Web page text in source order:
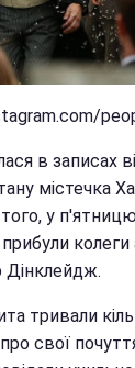
в записах
містечка
у
колеги
Дінклейдж.
тривали
свої